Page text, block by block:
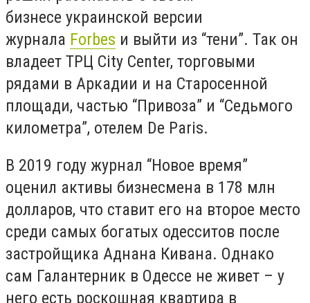
бизнесе украинской версии
журнала Forbes и выйти из “тени”. Так он
владеет ТРЦ City Center, торговыми
рядами в Аркадии и на Старосенной
площади, частью “Привоза” и “Седьмого
километра”, отелем De Paris.
В 2019 году журнал “Новое время”
оценил активы бизнесмена в 178 млн
долларов, что ставит его на второе место
среди самых богатых одесситов после
застройщика Аднана Кивана. Однако
сам Галантерник в Одессе не живет – у
него есть роскошная квартира в